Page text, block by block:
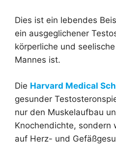
Dies ist ein lebendes
ein ausgeglichener
körperliche und
Mannes ist.
Die Harvard Medical
gesunder
nur den Muskelaufbau
Knochendichte, sondern
auf Herz- und